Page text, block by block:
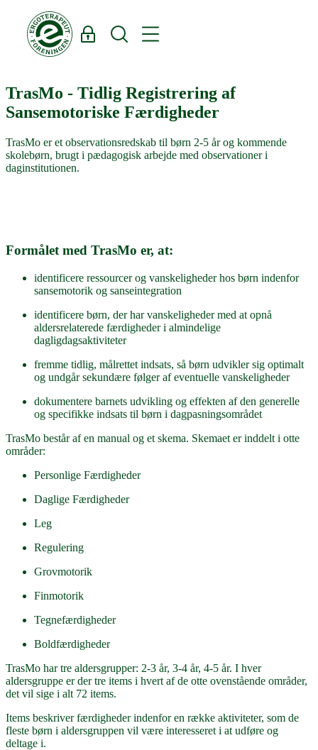
Log ind Søg
TrasMo - Tidlig Registrering af
Sansemotoriske Færdigheder
TrasMo er et observationsredskab til børn 2-5 år og kommende
skolebørn, brugt i pædagogisk arbejde med observationer i
daginstitutionen.
Formålet med TrasMo er, at:
identificere ressourcer og vanskeligheder hos børn indenfor
sansemotorik og sanseintegration
identificere børn, der har vanskeligheder med at opnå
aldersrelaterede færdigheder i almindelige
dagligdagsaktiviteter
fremme tidlig, målrettet indsats, så børn udvikler sig optimalt
og undgår sekundære følger af eventuelle vanskeligheder
dokumentere barnets udvikling og effekten af den generelle
og specifikke indsats til børn i dagpasningsområdet
TrasMo består af en manual og et skema. Skemaet er inddelt i otte
områder:
Personlige Færdigheder
Daglige Færdigheder
Leg
Regulering
Grovmotorik
Finmotorik
Tegnefærdigheder
Boldfærdigheder
TrasMo har tre aldersgrupper: 2-3 år, 3-4 år, 4-5 år. I hver
aldersgruppe er der tre items i hvert af de otte ovenstående områder,
det vil sige i alt 72 items.
Items beskriver færdigheder indenfor en række aktiviteter, som de
fleste børn i aldersgruppen vil være interesseret i at udføre og
deltage i.